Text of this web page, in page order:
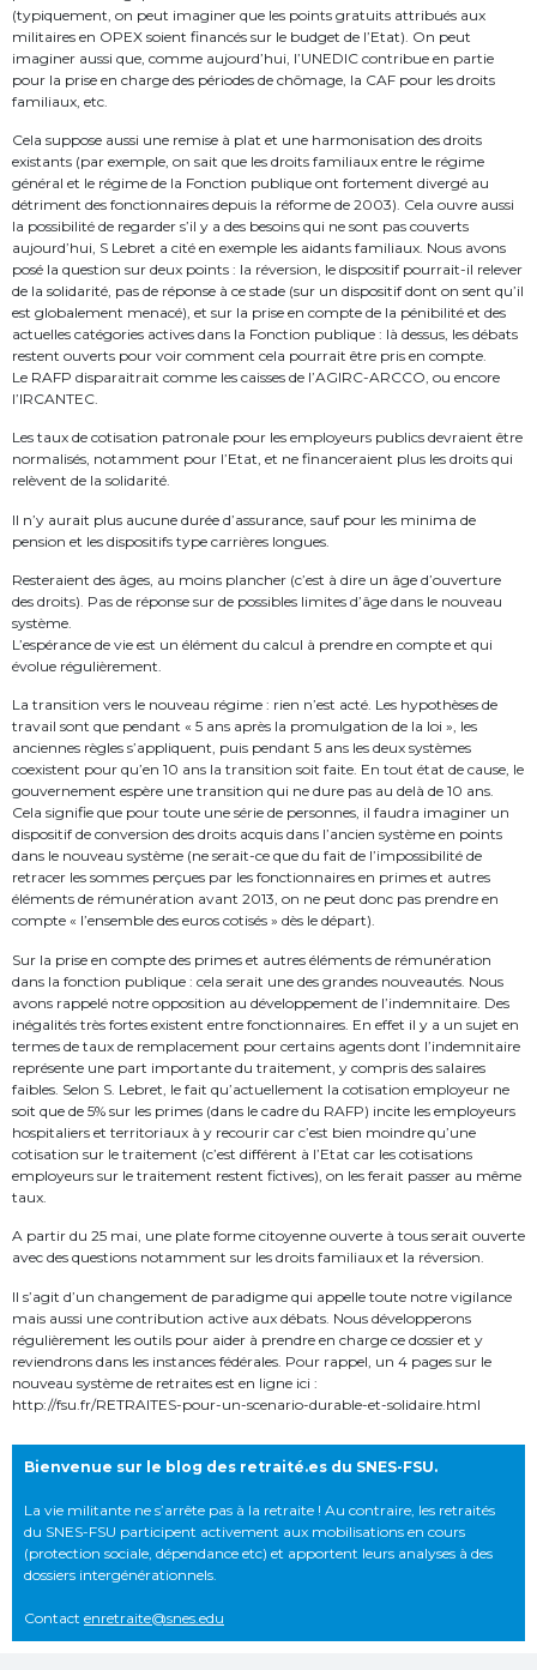
(typiquement, on peut imaginer que les points gratuits attribués aux
militaires en OPEX soient financés sur le budget de l’Etat). On peut
imaginer aussi que, comme aujourd’hui, l’UNEDIC contribue en partie
pour la prise en charge des périodes de chômage, la CAF pour les droits
familiaux, etc.
Cela suppose aussi une remise à plat et une harmonisation des droits
existants (par exemple, on sait que les droits familiaux entre le régime
général et le régime de la Fonction publique ont fortement divergé au
détriment des fonctionnaires depuis la réforme de 2003). Cela ouvre aussi
la possibilité de regarder s’il y a des besoins qui ne sont pas couverts
aujourd’hui, S Lebret a cité en exemple les aidants familiaux. Nous avons
posé la question sur deux points : la réversion, le dispositif pourrait-il relever
de la solidarité, pas de réponse à ce stade (sur un dispositif dont on sent qu’il
est globalement menacé), et sur la prise en compte de la pénibilité et des
actuelles catégories actives dans la Fonction publique : là dessus, les débats
restent ouverts pour voir comment cela pourrait être pris en compte.
Le RAFP disparaitrait comme les caisses de l’AGIRC-ARCCO, ou encore
l’IRCANTEC.
Les taux de cotisation patronale pour les employeurs publics devraient être
normalisés, notamment pour l’Etat, et ne financeraient plus les droits qui
relèvent de la solidarité.
Il n’y aurait plus aucune durée d’assurance, sauf pour les minima de
pension et les dispositifs type carrières longues.
Resteraient des âges, au moins plancher (c’est à dire un âge d’ouverture
des droits). Pas de réponse sur de possibles limites d’âge dans le nouveau
système.
L’espérance de vie est un élément du calcul à prendre en compte et qui
évolue régulièrement.
La transition vers le nouveau régime : rien n’est acté. Les hypothèses de
travail sont que pendant « 5 ans après la promulgation de la loi », les
anciennes règles s’appliquent, puis pendant 5 ans les deux systèmes
coexistent pour qu’en 10 ans la transition soit faite. En tout état de cause, le
gouvernement espère une transition qui ne dure pas au delà de 10 ans.
Cela signifie que pour toute une série de personnes, il faudra imaginer un
dispositif de conversion des droits acquis dans l’ancien système en points
dans le nouveau système (ne serait-ce que du fait de l’impossibilité de
retracer les sommes perçues par les fonctionnaires en primes et autres
éléments de rémunération avant 2013, on ne peut donc pas prendre en
compte « l’ensemble des euros cotisés » dès le départ).
Sur la prise en compte des primes et autres éléments de rémunération
dans la fonction publique : cela serait une des grandes nouveautés. Nous
avons rappelé notre opposition au développement de l’indemnitaire. Des
inégalités très fortes existent entre fonctionnaires. En effet il y a un sujet en
termes de taux de remplacement pour certains agents dont l’indemnitaire
représente une part importante du traitement, y compris des salaires
faibles. Selon S. Lebret, le fait qu’actuellement la cotisation employeur ne
soit que de 5% sur les primes (dans le cadre du RAFP) incite les employeurs
hospitaliers et territoriaux à y recourir car c’est bien moindre qu’une
cotisation sur le traitement (c’est différent à l’Etat car les cotisations
employeurs sur le traitement restent fictives), on les ferait passer au même
taux.
A partir du 25 mai, une plate forme citoyenne ouverte à tous serait ouverte
avec des questions notamment sur les droits familiaux et la réversion.
Il s’agit d’un changement de paradigme qui appelle toute notre vigilance
mais aussi une contribution active aux débats. Nous développerons
régulièrement les outils pour aider à prendre en charge ce dossier et y
reviendrons dans les instances fédérales. Pour rappel, un 4 pages sur le
nouveau système de retraites est en ligne ici :
http://fsu.fr/RETRAITES-pour-un-scenario-durable-et-solidaire.html
Bienvenue sur le blog des retraité.es du SNES-FSU.
La vie militante ne s’arrête pas à la retraite ! Au contraire, les retraités
du SNES-FSU participent activement aux mobilisations en cours
(protection sociale, dépendance etc) et apportent leurs analyses à des
dossiers intergénérationnels.
Contact enretraite@snes.edu